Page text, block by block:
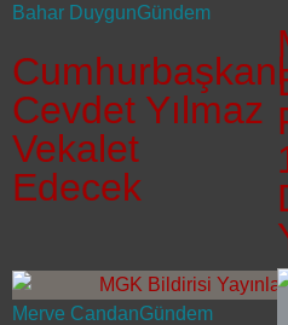
Bahar DuygunGündem
Cevdet Yılmaz
Vekalet
Edecek
Merve CandanGündem